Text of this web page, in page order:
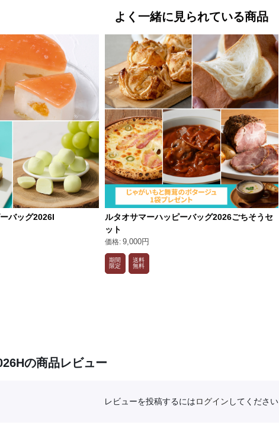
よく一緒に見られている商品
バッグ2026I
ルタオサマーハッピーバッグ2026ごちそうセ
ット
9,000円
期間
限定
送料
無料
の商品レビュー
レビューを投稿するにはログイン してください